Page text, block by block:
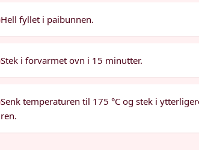
Hell fyllet i paibunnen.
Stek i forvarmet ovn i 15 minutter.
Senk temperaturen til 175 °C og stek i
ren.